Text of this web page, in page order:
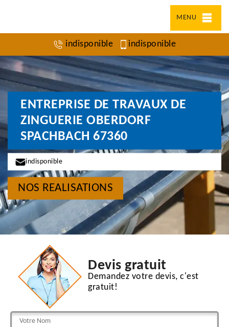
MENU
indisponible indisponible
ENTREPRISE DE TRAVAUX DE
ZINGUERIE OBERDORF
SPACHBACH 67360
indisponible
NOS REALISATIONS
Devis gratuit
Demandez votre devis, c'est
gratuit!